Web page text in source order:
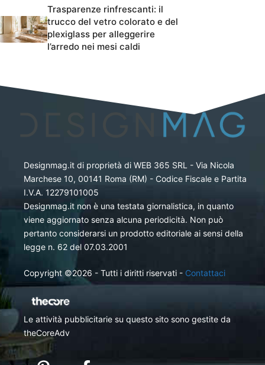
Trasparenze rinfrescanti: il
trucco del vetro colorato e del
plexiglass per alleggerire
l’arredo nei mesi caldi
Designmag.it di proprietà di WEB 365 SRL - Via Nicola
Marchese 10, 00141 Roma (RM) - Codice Fiscale e Partita
I.V.A. 12279101005
Designmag.it non è una testata giornalistica, in quanto
viene aggiornato senza alcuna periodicità. Non può
pertanto considerarsi un prodotto editoriale ai sensi della
legge n. 62 del 07.03.2001
Copyright ©2026 - Tutti i diritti riservati - Contattaci
Le attività pubblicitarie su questo sito sono gestite da
theCoreAdv